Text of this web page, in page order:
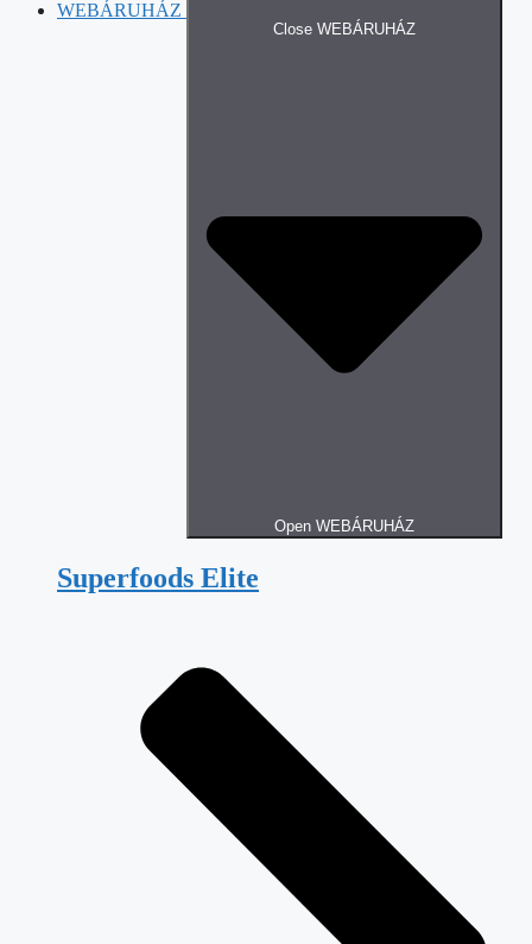
WEBÁRUHÁZ
Close WEBÁRUHÁZ
Open WEBÁRUHÁZ
Superfoods Elite